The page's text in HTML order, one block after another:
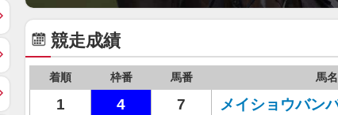
競走成績
着順 枠番 馬番 馬名
1 4 7 メイショウバン